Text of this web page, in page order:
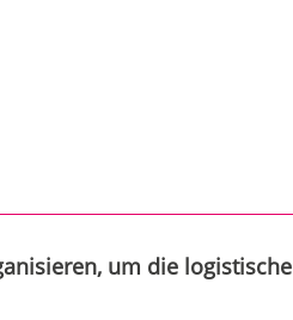
um die logistische